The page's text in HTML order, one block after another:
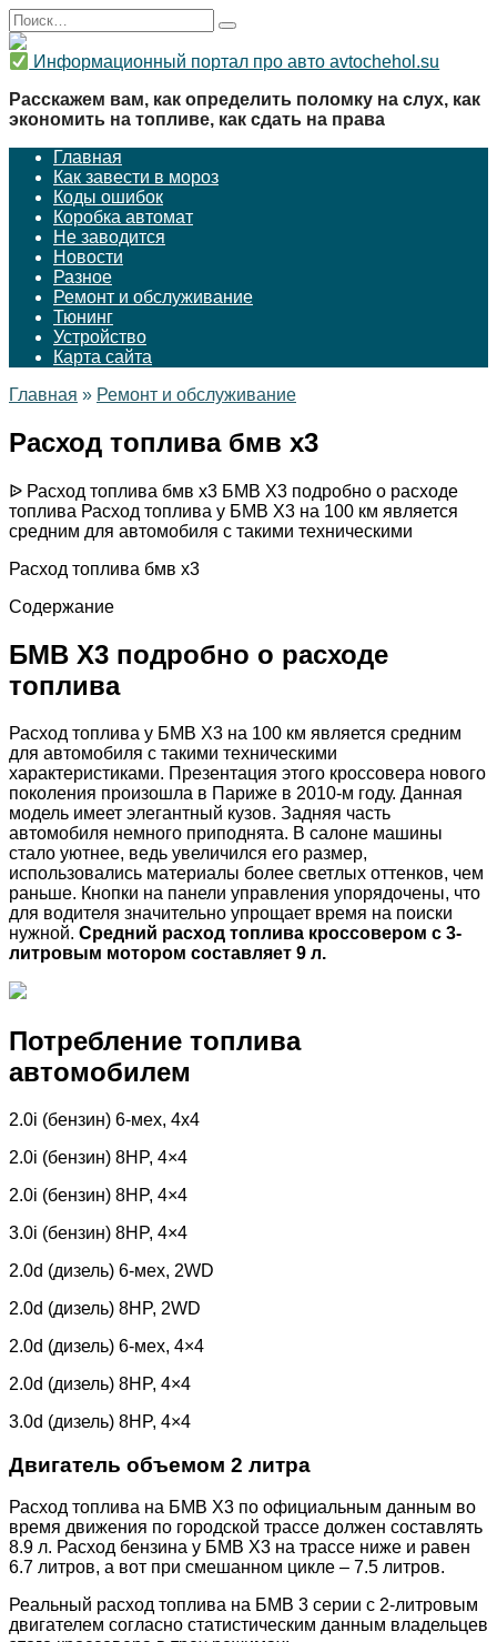
Перейти
к
содержанию
Search
for:
Информационный портал про авто avtochehol.su
Расскажем вам, как определить поломку на слух, как
экономить на топливе, как сдать на права
Главная
Как завести в мороз
Коды ошибок
Коробка автомат
Не заводится
Новости
Разное
Ремонт и обслуживание
Тюнинг
Устройство
Карта сайта
Главная » Ремонт и обслуживание
Расход топлива бмв х3
ᐉ Расход топлива бмв х3 БМВ Х3 подробно о расходе
топлива Расход топлива у БМВ Х3 на 100 км является
средним для автомобиля с такими техническими
Расход топлива бмв х3
Содержание
БМВ Х3 подробно о расходе
топлива
Расход топлива у БМВ Х3 на 100 км является средним
для автомобиля с такими техническими
характеристиками. Презентация этого кроссовера нового
поколения произошла в Париже в 2010-м году. Данная
модель имеет элегантный кузов. Задняя часть
автомобиля немного приподнята. В салоне машины
стало уютнее, ведь увеличился его размер,
использовались материалы более светлых оттенков, чем
раньше. Кнопки на панели управления упорядочены, что
для водителя значительно упрощает время на поиски
нужной. Средний расход топлива кроссовером с 3-
литровым мотором составляет 9 л.
Потребление топлива
автомобилем
2.0i (бензин) 6-мех, 4х4
2.0i (бензин) 8HP, 4×4
2.0i (бензин) 8HP, 4×4
3.0i (бензин) 8HP, 4×4
2.0d (дизель) 6-мех, 2WD
2.0d (дизель) 8HP, 2WD
2.0d (дизель) 6-мех, 4×4
2.0d (дизель) 8HP, 4×4
3.0d (дизель) 8HP, 4×4
Двигатель объемом 2 литра
Расход топлива на БМВ Х3 по официальным данным во
время движения по городской трассе должен составлять
8.9 л. Расход бензина у БМВ Х3 на трассе ниже и равен
6.7 литров, а вот при смешанном цикле – 7.5 литров.
Реальный расход топлива на БМВ 3 серии с 2-литровым
двигателем согласно статистическим данным владельцев